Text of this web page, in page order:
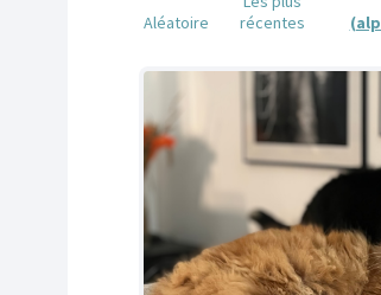
Aléatoire
récentes